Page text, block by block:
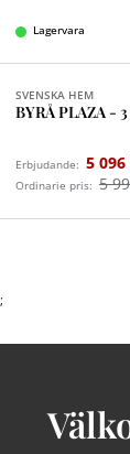
Lagervara
SVENSKA HEM
BYRÅ PLAZA -
Erbjudande: 5
Ordinarie pris: 5
;